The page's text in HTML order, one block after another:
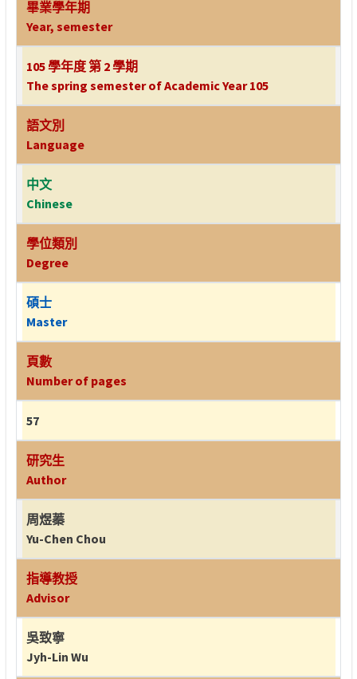
畢業學年期
Year, semester
105 學年度 第 2 學期
The spring semester of Academic Year 105
語文別
Language
中文
Chinese
學位類別
Degree
碩士
Master
頁數
Number of pages
57
研究生
Author
周煜蓁
Yu-Chen Chou
指導教授
Advisor
吳致寧
Jyh-Lin Wu